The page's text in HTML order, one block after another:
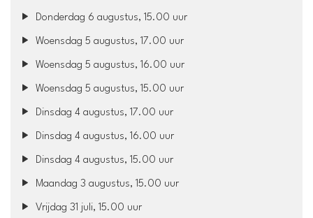
Donderdag 6 augustus, 15.00 uur
Woensdag 5 augustus, 17.00 uur
Woensdag 5 augustus, 16.00 uur
Woensdag 5 augustus, 15.00 uur
Dinsdag 4 augustus, 17.00 uur
Dinsdag 4 augustus, 16.00 uur
Dinsdag 4 augustus, 15.00 uur
Maandag 3 augustus, 15.00 uur
Vrijdag 31 juli, 15.00 uur